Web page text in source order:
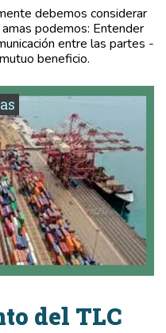
debemos considerar
podemos: Entender
entre las partes -
beneficio.
del TLC